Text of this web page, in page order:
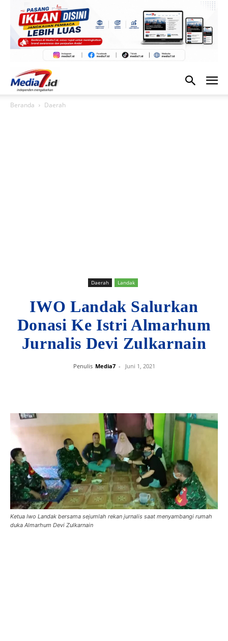
Beranda Daerah
Daerah Landak
IWO Landak Salurkan
Donasi Ke Istri Almarhum
Jurnalis Devi Zulkarnain
Penulis Media7 - Juni 1, 2021
Ketua Iwo Landak bersama sejumlah rekan jurnalis saat menyambangi rumah
duka Almarhum Devi Zulkarnain